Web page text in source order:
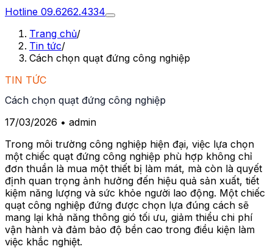
Hotline 09.6262.4334
Trang chủ/
Tin tức/
Cách chọn quạt đứng công nghiệp
TIN TỨC
Cách chọn quạt đứng công nghiệp
17/03/2026 • admin
Trong môi trường công nghiệp hiện đại, việc lựa chọn
một chiếc quạt đứng công nghiệp phù hợp không chỉ
đơn thuần là mua một thiết bị làm mát, mà còn là quyết
định quan trọng ảnh hưởng đến hiệu quả sản xuất, tiết
kiệm năng lượng và sức khỏe người lao động. Một chiếc
quạt công nghiệp đứng được chọn lựa đúng cách sẽ
mang lại khả năng thông gió tối ưu, giảm thiểu chi phí
vận hành và đảm bảo độ bền cao trong điều kiện làm
việc khắc nghiệt.